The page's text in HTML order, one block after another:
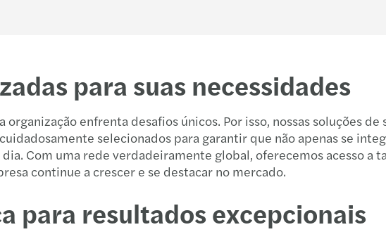
para suas necessidades
enfrenta desafios únicos. Por isso, nossas soluções
selecionados para garantir que não apenas se
Com uma rede verdadeiramente global, oferecemos acesso
continue a crescer e se destacar no mercado.
para resultados excepcionais